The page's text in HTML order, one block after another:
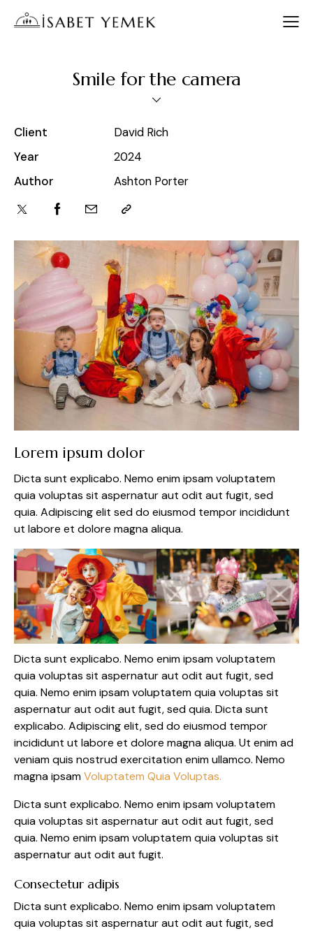
Smile for the camera
Client
David Rich
Year
2024
Author
Ashton Porter
Lorem ipsum dolor
Dicta sunt explicabo. Nemo enim ipsam voluptatem
quia voluptas sit aspernatur aut odit aut fugit, sed
quia. Adipiscing elit sed do eiusmod tempor incididunt
ut labore et dolore magna aliqua.
Dicta sunt explicabo. Nemo enim ipsam voluptatem
quia voluptas sit aspernatur aut odit aut fugit, sed
quia. Nemo enim ipsam voluptatem quia voluptas sit
aspernatur aut odit aut fugit, sed quia. Dicta sunt
explicabo. Adipiscing elit, sed do eiusmod tempor
incididunt ut labore et dolore magna aliqua. Ut enim ad
veniam quis nostrud exercitation enim ullamco. Nemo
magna ipsamVoluptatem Quia Voluptas.
Dicta sunt explicabo. Nemo enim ipsam voluptatem
quia voluptas sit aspernatur aut odit aut fugit, sed
quia. Nemo enim ipsam voluptatem quia voluptas sit
aspernatur aut odit aut fugit.
Consectetur adipis
Dicta sunt explicabo. Nemo enim ipsam voluptatem
quia voluptas sit aspernatur aut odit aut fugit, sed